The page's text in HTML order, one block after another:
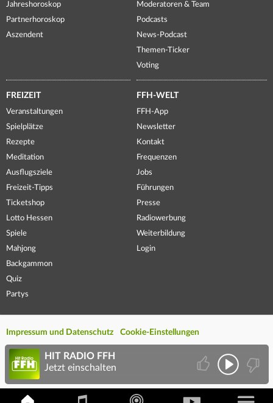
Jahreshoroskop
Partnerhoroskop
Aszendent
Moderatoren & Team
Podcasts
News-Podcast
Themen-Ticker
Voting
FREIZEIT
Veranstaltungen
Spielplätze
Rezepte
Meditation
Ausflugsziele
Freizeit-Tipps
Ticketshop
Lotto Hessen
Spiele
Mahjong
Backgammon
Quiz
Partys
FFH-WELT
FFH-App
Newsletter
Kontakt
Frequenzen
Jobs
Führungen
Presse
Radiowerbung
Weiterbildung
Login
Impressum und Datenschutz Cookie-Einstellungen
HIT RADIO FFH
Jetzt einschalten